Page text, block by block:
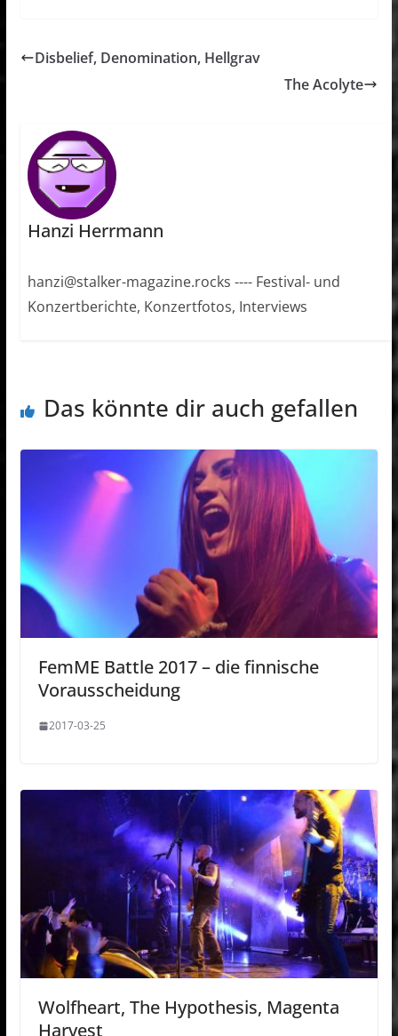
Disbelief, Denomination, Hellgrav
The Acolyte
Hanzi Herrmann
hanzi@stalker-magazine.rocks ---- Festival- und
Konzertberichte, Konzertfotos, Interviews
Das könnte dir auch gefallen
FemME Battle 2017 – die finnische
Vorausscheidung
2017-03-25
Wolfheart, The Hypothesis, Magenta
Harvest